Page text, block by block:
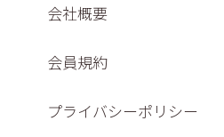
会社概要
会員規約
プライバシーポリシー